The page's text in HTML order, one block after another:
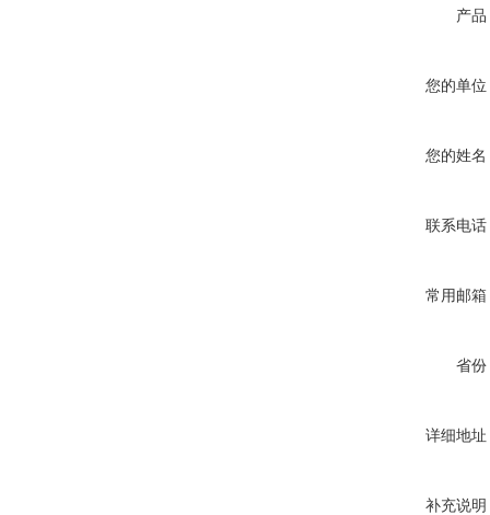
产品
您的单位
您的姓名
联系电话
常用邮箱
省份
详细地址
补充说明